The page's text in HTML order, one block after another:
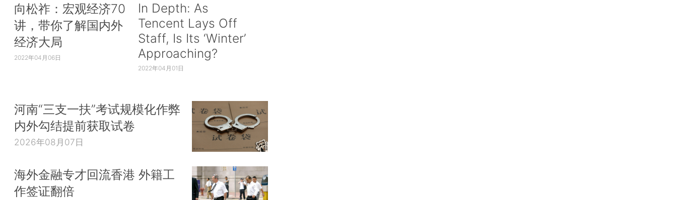
向松祚：宏观经济70
讲，带你了解国内外
经济大局
2022年04月06日
In Depth: As
Tencent Lays Off
Staff, Is Its ‘Winter’
Approaching?
2022年04月01日
河南“三支一扶”考试规模化作弊
内外勾结提前获取试卷
2026年08月07日
海外金融专才回流香港 外籍工
作签证翻倍